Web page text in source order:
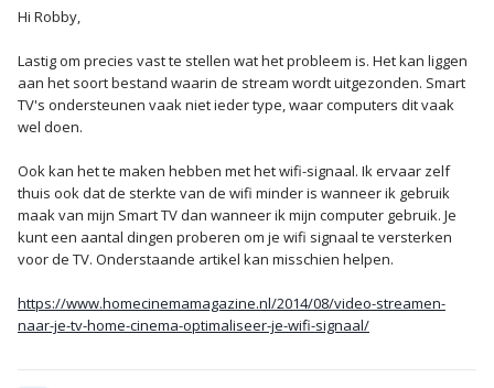
Hi Robby,
Lastig om precies vast te stellen wat het probleem is. Het kan liggen
aan het soort bestand waarin de stream wordt uitgezonden. Smart
TV's ondersteunen vaak niet ieder type, waar computers dit vaak
wel doen.
Ook kan het te maken hebben met het wifi-signaal. Ik ervaar zelf
thuis ook dat de sterkte van de wifi minder is wanneer ik gebruik
maak van mijn Smart TV dan wanneer ik mijn computer gebruik. Je
kunt een aantal dingen proberen om je wifi signaal te versterken
voor de TV. Onderstaande artikel kan misschien helpen.
https://www.homecinemamagazine.nl/2014/08/video-streamen-
naar-je-tv-home-cinema-optimaliseer-je-wifi-signaal/